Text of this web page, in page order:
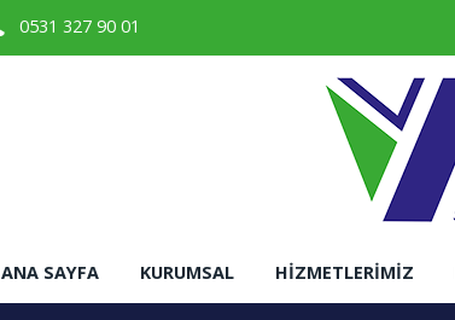
0531 327 90 01
ANA SAYFA KURUMSAL HIZMETLERIMIZ